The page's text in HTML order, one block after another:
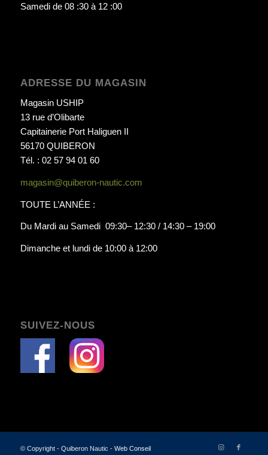
Samedi de 08 :30 à 12 :00
ADRESSE DU MAGASIN
Magasin USHIP
13 rue d’Olibarte
Capitainerie Port Haliguen II
56170 QUIBERON
Tél. : 02 57 94 01 60
magasin@quiberon-nautic.com
TOUTE L’ANNÉE :
Du Mardi au Samedi 09:30– 12:30 / 14:30 – 19:00
Dimanche et lundi de 10:00 à 12:00
SUIVEZ-NOUS
© Copyright - Quiberon Nautic - Web Conseil